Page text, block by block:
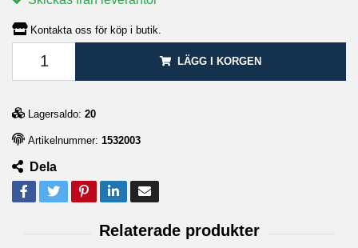
Kontakta oss för köp i butik.
LÄGG I KORGEN
Lagersaldo: 20
Artikelnummer: 1532003
Dela